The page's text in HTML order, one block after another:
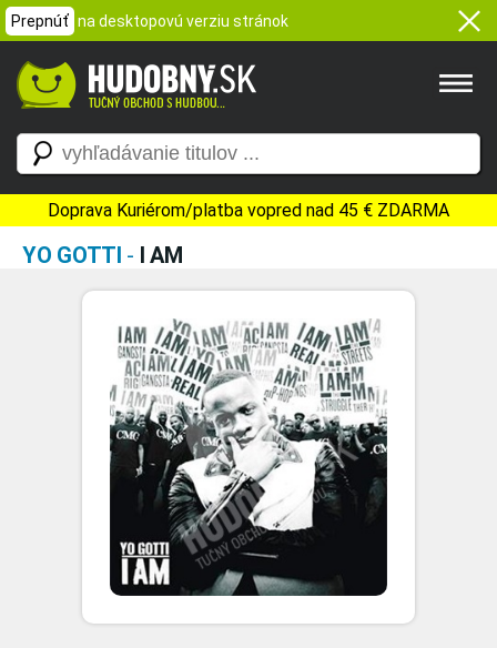
Prepnúť na desktopovú verziu stránok
Doprava Kuriérom/platba vopred nad 45 € ZDARMA
YO GOTTI - I AM